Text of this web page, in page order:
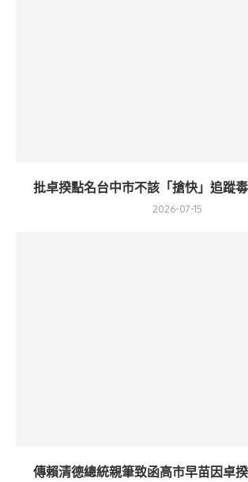
批卓揆點名台中市不該「搶快」追蹤
2026-07-15
傳賴清德總統親筆致函高市早苗因卓